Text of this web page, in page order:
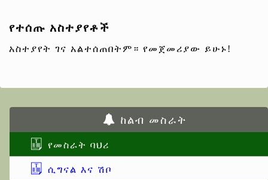
ከልብ መስራት
የመስራት ባህሪ
ሲግናል እና ሽቦ
የተሰጡ አስተያየቶች
አስተያየት ገና አልተሰጠበትም። የመጀመሪያው ይሁኑ!